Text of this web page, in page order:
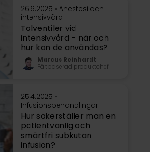
26.6.2025 • Anestesi och
intensivvård
Talventiler vid
intensivvård – när och
hur kan de användas?
Marcus Reinhardt
Fältbaserad produktchef
25.4.2025 •
Infusionsbehandlingar
Hur säkerställer man en
patientvänlig och
smärtfri subkutan
infusion?